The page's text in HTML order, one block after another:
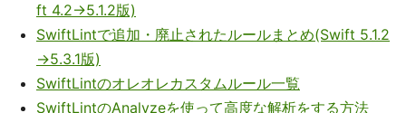
ft 4.2→5.1.2版)
SwiftLintで追加・廃止されたルールまとめ(Swift 5.1.2
→5.3.1版)
SwiftLintのオレオレカスタムルール一覧
SwiftLintのAnalyzeを使って高度な解析をする方法